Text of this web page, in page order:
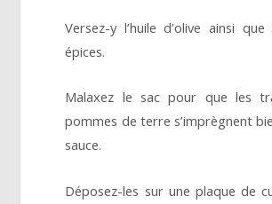
Versez-y l’huile d’olive ainsi
épices.
Malaxez le sac pour que les
pommes de terre s’imprègnent
sauce.
Déposez-les sur une plaque de